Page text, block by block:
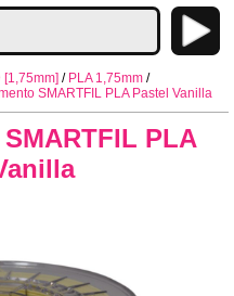
[1,75mm] / PLA 1,75mm /
SMARTFIL PLA Pastel Vanilla
PLA